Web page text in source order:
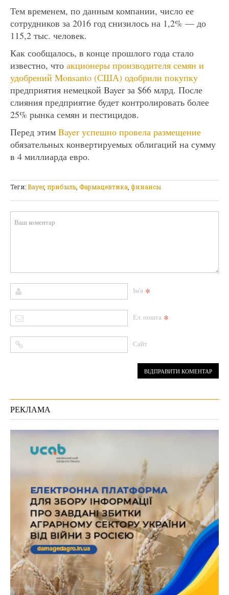
Тем временем, по данным компании, число ее
сотрудников за 2016 год снизилось на 1,2% — до
115,2 тыс. человек.
Как сообщалось, в конце прошлого года стало
известно, что акционеры производителя семян и
удобрений Monsanto (США) одобрили покупку
предприятия немецкой Bayer за $66 млрд. После
слияния предприятие будет контролировать более
25% рынка семян и пестицидов.
Перед этим Bayer успешно провела размещение
обязательных конвертируемых облигаций на сумму
в 4 миллиарда евро.
Теги:Bayer, прибыль Фармацевтика финансы
Ім'я *
Ел. пошта *
Сайт
РЕКЛАМА